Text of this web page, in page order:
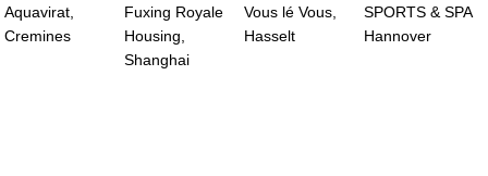
Aquavirat,
Cremines
Fuxing Royale
Housing,
Shanghai
Vous lé Vous,
Hasselt
SPORTS & SPA
Hannover